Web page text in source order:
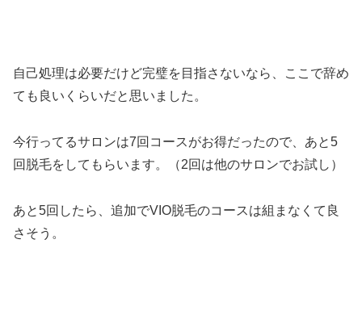
自己処理は必要だけど完璧を目指さないなら、ここで辞め
ても良いくらいだと思いました。
今行ってるサロンは7回コースがお得だったので、あと5
回脱毛をしてもらいます。（2回は他のサロンでお試し）
あと5回したら、追加でVIO脱毛のコースは組まなくて良
さそう。